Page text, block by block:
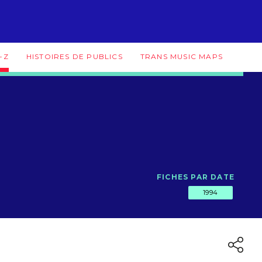
Z HISTOIRES DE PUBLICS TRANS MUSIC MAPS
FICHES PAR DATE
1994